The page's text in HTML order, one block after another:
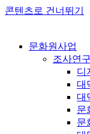
콘텐츠로 건너뛰기
문화원사업
조사연
디
대
대
문
문